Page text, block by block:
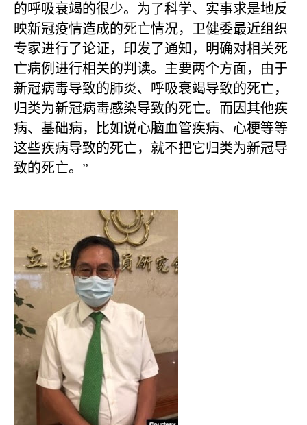
的呼吸衰竭的很少。为了科学、实事求是地反
映新冠疫情造成的死亡情况，卫健委最近组织
专家进行了论证，印发了通知，明确对相关死
亡病例进行相关的判读。主要两个方面，由于
新冠病毒导致的肺炎、呼吸衰竭导致的死亡，
归类为新冠病毒感染导致的死亡。而因其他疾
病、基础病，比如说心脑血管疾病、心梗等等
这些疾病导致的死亡，就不把它归类为新冠导
致的死亡。”